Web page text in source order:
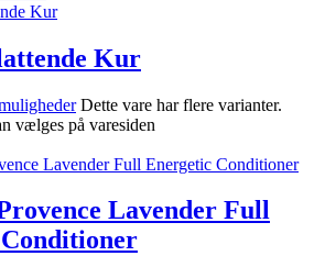
Kur
Dette vare har flere varianter.
vælges på varesiden
Lavender Full